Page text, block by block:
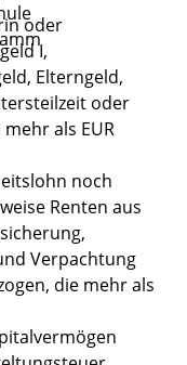
oder
I,
Elterngeld,
oder
als EUR
noch
Renten aus
Verpachtung
die mehr als